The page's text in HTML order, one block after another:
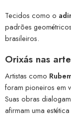
Tecidos como o
padrões
brasileiros.
Orixás nas
Artistas como
foram pioneiros em
Suas obras
afirmam uma